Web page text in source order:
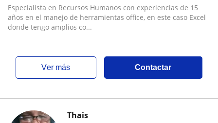
Especialista en Recursos Humanos con experiencias de 15
años en el manejo de herramientas office, en este caso Excel
donde tengo amplios co...
ver más Contactar
Thais